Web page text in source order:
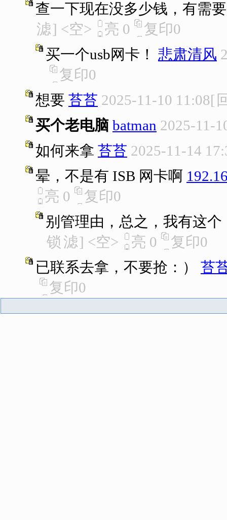
查一下现在没多少钱，有需
滤] <空> 亮 0 复印0
买一个usb网卡！
悲肃清风
复印0
想要 苔苔 2025-11-10 11:08[
买个老电脑 batman 2025-11-
如何来拿 苔苔 2025-11-14
晕，不是有 ISB 网卡啊
亮 0 复印0
别管理由，总之，我有这个
锁 滤] <空> 亮 0 复印0
已联系去拿，不要抢：）
苔
复印0